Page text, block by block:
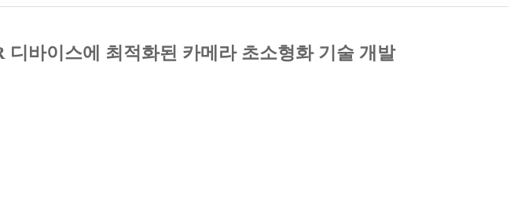
바이스에 최적화된 카메라 초소형화 기술 개발